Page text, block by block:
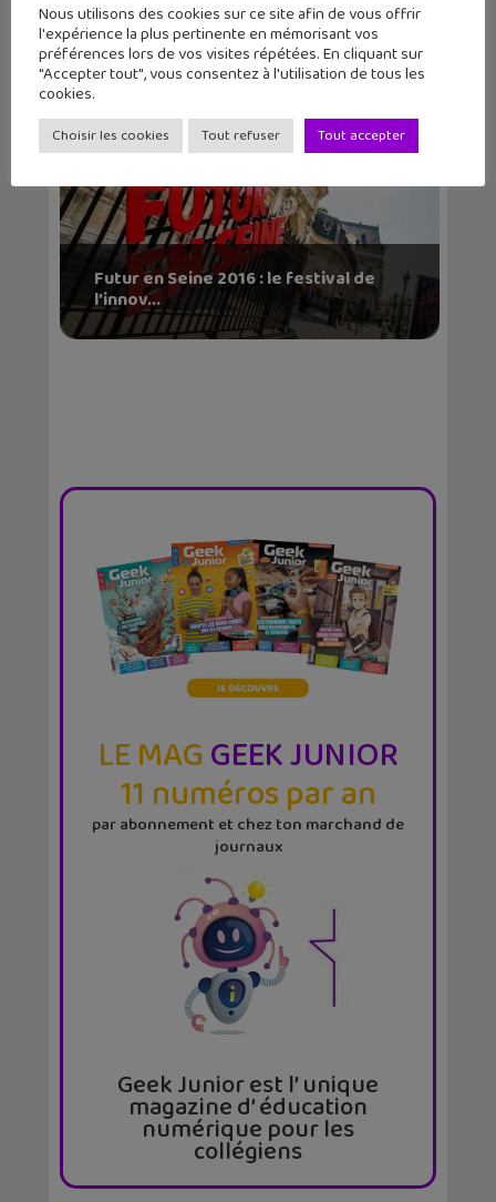
« Je programme avec un Raspberry
Pi » : 10 aventur...
Futur en Seine 2016 : le festival de
l’innov...
LE MAGGEEK JUNIOR
11 numéros par an
par abonnement et chez ton marchand de
journaux
Geek Junior est l’ unique
magazine d’ éducation
numérique pour les
collégiens
Nous utilisons des cookies sur ce site afin de vous offrir
l'expérience la plus pertinente en mémorisant vos
préférences lors de vos visites répétées. En cliquant sur
"Accepter tout", vous consentez à l'utilisation de tous les
cookies.
Choisir les cookies Tout refuser Tout accepter